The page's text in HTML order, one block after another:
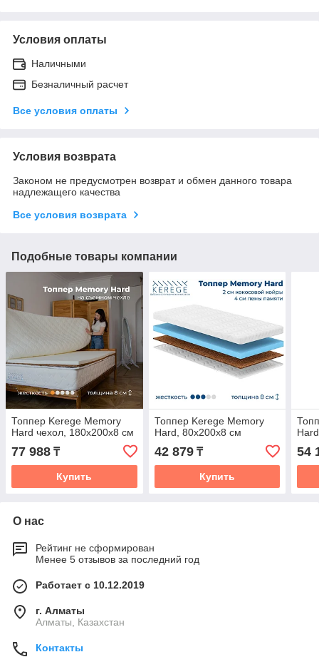
Условия оплаты
Наличными
Безналичный расчет
Все условия оплаты
Условия возврата
Законом не предусмотрен возврат и обмен данного товара
надлежащего качества
Все условия возврата
Подобные товары компании
Топпер Kerege Memory
Hard чехол, 180x200x8 см
77 988 ₸
Купить
Топпер Kerege Memory
Hard, 80x200x8 см
42 879₸
Купить
54
О нас
Рейтинг не сформирован
Менее 5 отзывов за последний год
Работает с 10.12.2019
г. Алматы
Алматы, Казахстан
Контакты